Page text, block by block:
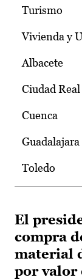
Turismo
Vivienda y
Albacete
Ciudad Real
Cuenca
Guadalajara
Toledo
El
compra
material
por valor